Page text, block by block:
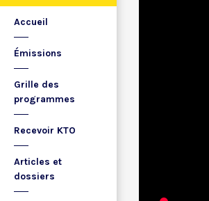
Accueil
Émissions
Grille des
programmes
Recevoir KTO
Articles et
dossiers